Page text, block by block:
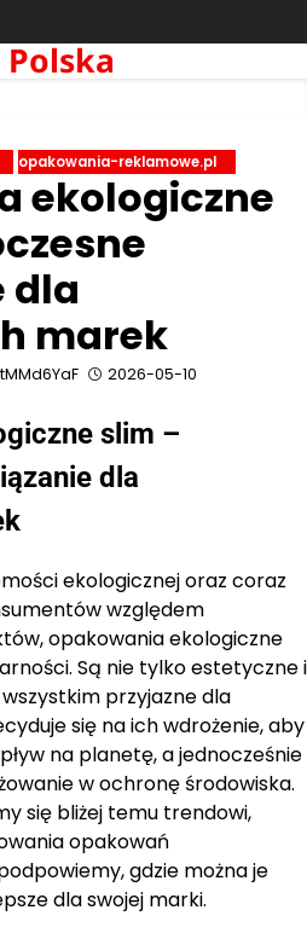
Polska
opakowania-reklamowe.pl
ekologiczne
dla
marek
2026-05-10
slim –
dla
ekologicznej oraz coraz
względem
opakowania ekologiczne
Są nie tylko estetyczne i
przyjazne dla
się na ich wdrożenie, aby
na planetę, a jednocześnie
w ochronę środowiska.
się bliżej temu trendowi,
opakowań
gdzie można je
dla swojej marki.